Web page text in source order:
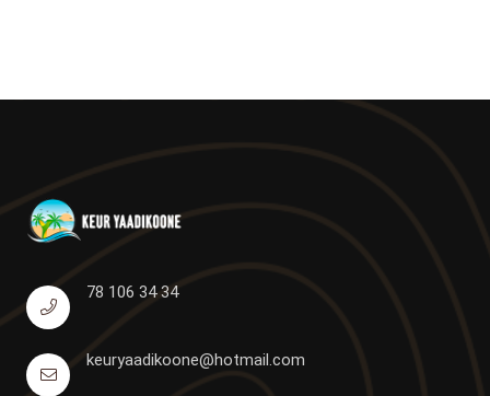
78 106 34 34
keuryaadikoone@hotmail.com